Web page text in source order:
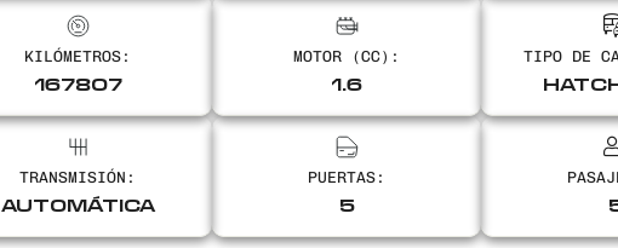
KILÓMETROS:
167807
MOTOR (CC):
1.6
TIPO DE
TRANSMISIÓN:
AUTOMÁTICA
PUERTAS:
5